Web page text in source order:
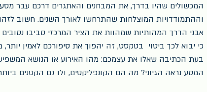
המכשולים שהיו בדרך, את המבחנים והאתגרים דרכם עבר
וההתמודדויות המוצלחות שהתרחשו לאורך השנים. חשוב
אבני הדרך המהותיות שמהוות את הציר המרכזי סביבו
כי יבוא לכך ביטוי  בטקסט, זה יהפוך את סיפורכם לאמין יותר,
בעת הכתיבה שאלו את עצמכם: מהו האירוע או הנושא
המסע נראה הגיוני? מה הם הקונפליקטים, ולו גם הקטנים